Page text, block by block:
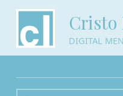
Cristo
DIGITAL
Buscar: